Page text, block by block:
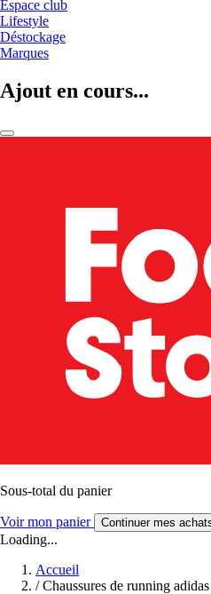
Espace club
Lifestyle
Déstockage
Marques
Ajout en cours...
Sous-total du panier
Voir mon panier Continuer mes
Loading...
Accueil
/ Chaussures de running